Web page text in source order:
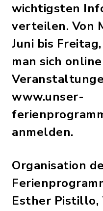
wichtigsten
verteilen. Von
Juni bis
man sich
www.unser-
anmelden.
Organisation
Esther Pistillo,